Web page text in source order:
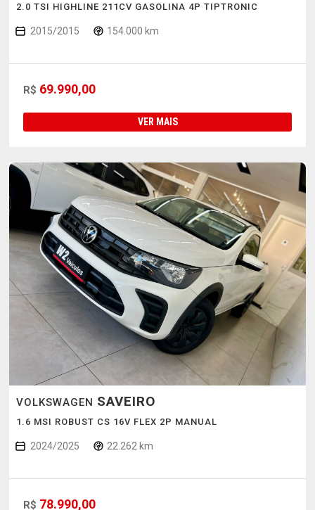
2.0 TSI HIGHLINE 211CV GASOLINA 4P TIPTRONIC
2015/2015 154.000 km
R$ 69.990,00
VER MAIS
VOLKSWAGEN SAVEIRO
1.6 MSI ROBUST CS 16V FLEX 2P MANUAL
2024/2025 22.262 km
R$ 78.990,00